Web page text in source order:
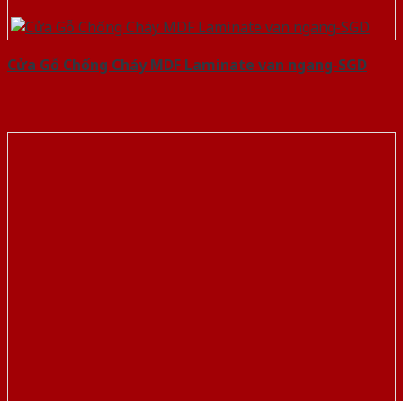
Cửa Gỗ Chống Cháy MDF Laminate van ngang-SGD